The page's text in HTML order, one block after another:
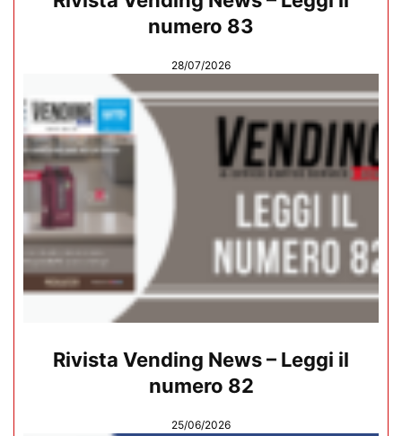
numero 83
28/07/2026
Rivista Vending News – Leggi il
numero 82
25/06/2026